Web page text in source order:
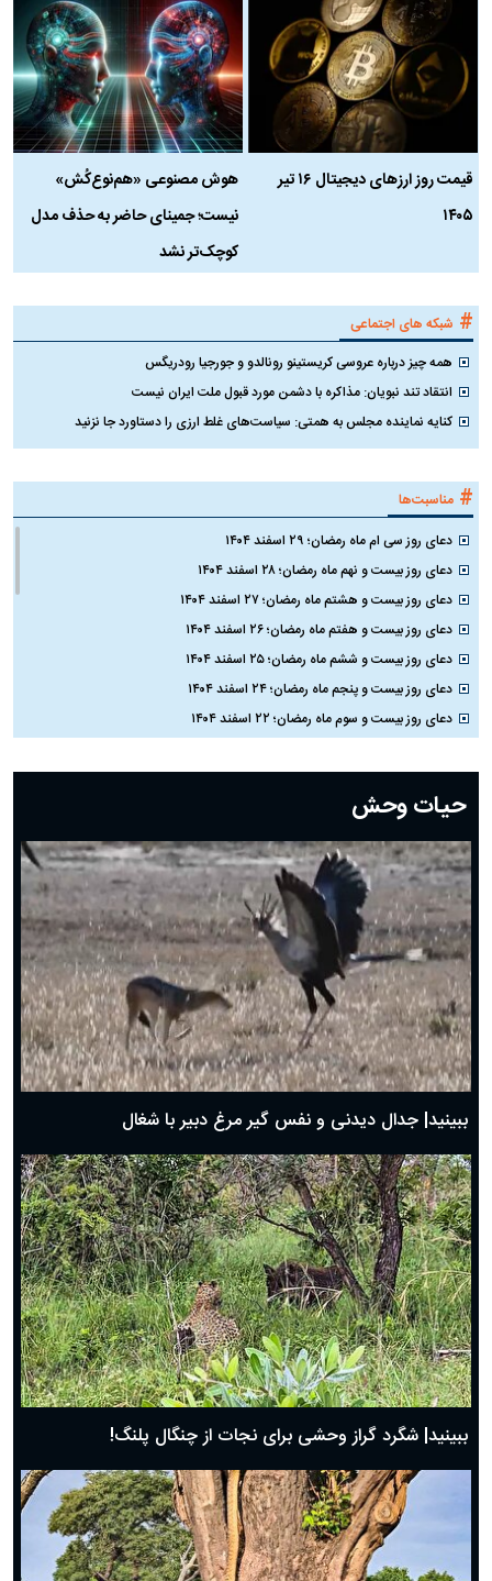
قیمت روز ارز‌های دیجیتال ۱۶ تیر
۱۴۰۵
هوش مصنوعی «هم‌نوع‌کُش»
نیست؛ جمینای حاضر به حذف مدل
کوچک‌تر نشد
# شبکه های اجتماعی
همه چیز درباره عروسی کریستینو رونالدو و جورجیا رودریگس
انتقاد تند نبویان: مذاکره با دشمن مورد قبول ملت ایران نیست
کنایه نماینده مجلس به همتی: سیاست‌های غلط ارزی را دستاورد جا نزنید
# مناسبت‌ها
دعای روز سی ام ماه رمضان؛ ۲۹ اسفند ۱۴۰۴
دعای روز بیست و نهم ماه رمضان؛ ۲۸ اسفند ۱۴۰۴
دعای روز بیست و هشتم ماه رمضان؛ ۲۷ اسفند ۱۴۰۴
دعای روز بیست و هفتم ماه رمضان؛ ۲۶ اسفند ۱۴۰۴
دعای روز بیست و ششم ماه رمضان؛ ۲۵ اسفند ۱۴۰۴
دعای روز بیست و پنجم ماه رمضان؛ ۲۴ اسفند ۱۴۰۴
دعای روز بیست و سوم ماه رمضان؛ ۲۲ اسفند ۱۴۰۴
دعای روز بیستم ماه رمضان؛ ۱۹ اسفند ۱۴۰۴
دعای روز هشتم ماه مبارک رمضان؛ ۷ اسفند ماه ۱۴۰۴
دعای روز هفتم ماه رمضان؛ ۶ اسفند ۱۴۰۴
دعای روز ششم ماه رمضان؛ ۵ اسفند ۱۴۰۴
دعای روز پنجم ماه رمضان؛ ۴ اسفند ۱۴۰۴
دعای روز چهارم ماه مبارک رمضان؛ ۳ اسفند ۱۴۰۴
دعای روز سوم ماه مبارک رمضان؛ ۱۴ اسفند ۱۴۰۴
دعای روز دوم ماه مبارک رمضان ۱ اسفند ماه ۱۴۰۴
دعای روز اول ماه مبارک رمضان، ۳۰ بهمن ۱۴۰۴
حضرت زینب(س) چگونه از دنیا رفت؟
بهترین پیامک تبریک روز پدر ۱۴۰۴؛ جملات زیبا و صمیمانه
حیات وحش
ببینید| جدال دیدنی و نفس گیر مرغ دبیر با شغال
ببینید| شگرد گراز وحشی برای نجات از چنگال پلنگ!